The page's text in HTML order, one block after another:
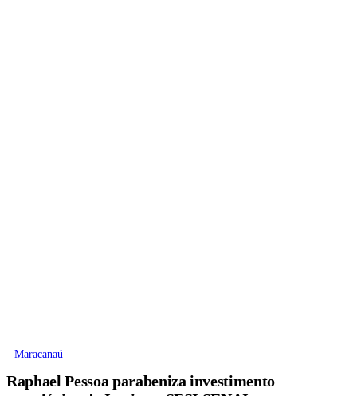
Maracanaú
Raphael Pessoa parabeniza investimento